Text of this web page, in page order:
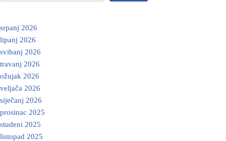
srpanj 2026
lipanj 2026
svibanj 2026
travanj 2026
ožujak 2026
veljača 2026
siječanj 2026
prosinac 2025
studeni 2025
listopad 2025